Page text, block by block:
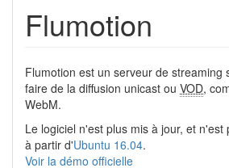
Flumotion
Flumotion est un serveur de streaming
faire de la diffusion unicast ou VOD,
WebM.
Le logiciel n'est plus mis à jour, et n'est
à partir d'Ubuntu 16.04.
Voir la démo officielle